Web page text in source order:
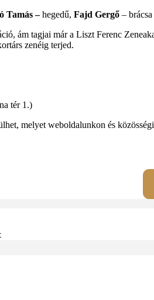
Tamás –hegedű, Fajd Gergő – brácsa
ám tagjai már a Liszt Ferenc
zenéig terjed.
tér 1.)
melyet weboldalunkon és